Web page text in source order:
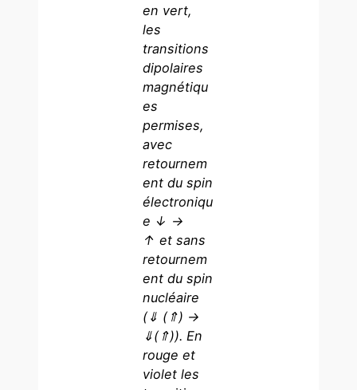
en vert,
les
transitions
dipolaires
magnétiqu
es
permises,
avec
retournem
ent du spin
électroniqu
e ↓ →
↑ et sans
retournem
ent du spin
nucléaire
(⇓ (⇑) →
⇓(⇑)). En
rouge et
violet les